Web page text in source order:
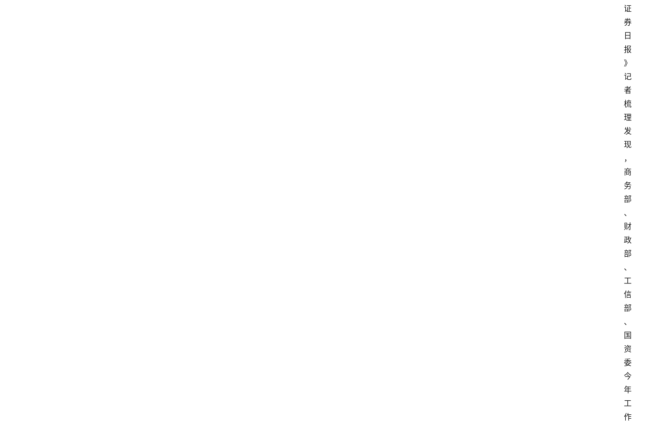
证
券
日
报
》
记
者
梳
理
发
现
，
商
务
部
、
财
政
部
、
工
信
部
、
国
资
委
今
年
工
作